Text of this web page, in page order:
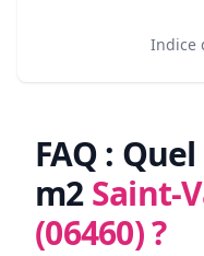
Indice
FAQ :
m2Saint-
(06460)?